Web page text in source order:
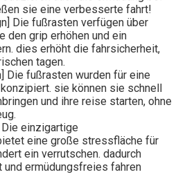
sie eine verbesserte fahrt!
Die fußrasten verfügen über
den grip erhöhen und ein
dies erhöht die fahrsicherheit,
tagen.
Die fußrasten wurden für eine
sie können sie schnell
und ihre reise starten, ohne
Die einzigartige
eine große stressfläche für
ein verrutschen. dadurch
ermüdungsfreies fahren